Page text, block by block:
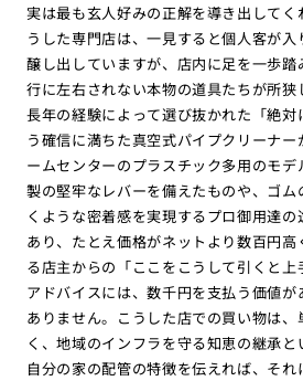
実は最も玄人好みの正解を導き出してく
うした専門店は、一見すると個人客が
醸し出していますが、店内に足を一歩
行に左右されない本物の道具たちが所
長年の経験によって選び抜かれた「絶
う確信に満ちた真空式パイプクリーナ
ームセンターのプラスチック多用のモ
製の堅牢なレバーを備えたものや、ゴ
くような密着感を実現するプロ御用達
あり、たとえ価格がネットより数百円
る店主からの「ここをこうして引くと
アドバイスには、数千円を支払う価値
ありません。こうした店での買い物は
く、地域のインフラを守る知恵の継承と
自分の家の配管の特徴を伝えれば、そ